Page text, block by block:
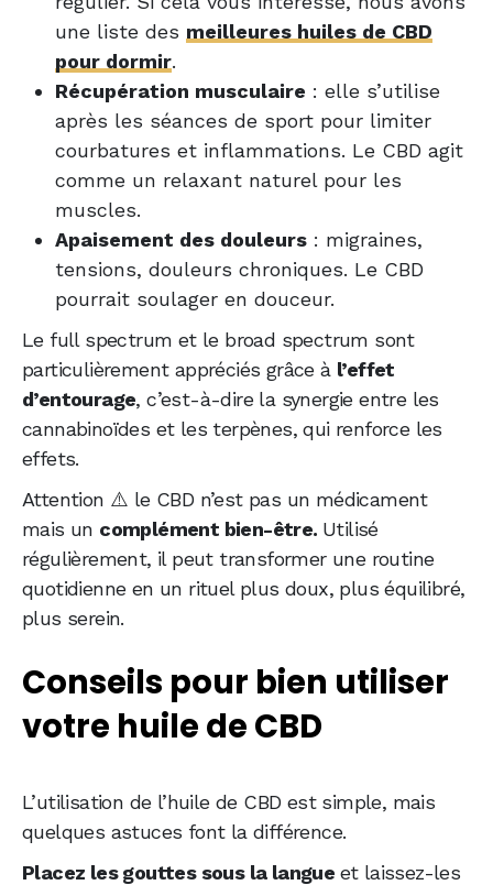
une liste des meilleures huiles de CBD
pour dormir.
Récupération musculaire : elle s’utilise
après les séances de sport pour limiter
courbatures et inflammations. Le CBD agit
comme un relaxant naturel pour les
muscles.
Apaisement des douleurs : migraines,
tensions, douleurs chroniques. Le CBD
pourrait soulager en douceur.
Le full spectrum et le broad spectrum sont
particulièrement appréciés grâce à l’effet
d’entourage, c’est-à-dire la synergie entre les
cannabinoïdes et les terpènes, qui renforce les
effets.
Attention ⚠️ le CBD n’est pas un médicament
mais un complément bien-être. Utilisé
régulièrement, il peut transformer une routine
quotidienne en un rituel plus doux, plus équilibré,
plus serein.
Conseils pour bien utiliser
votre huile de CBD
L’utilisation de l’huile de CBD est simple, mais
quelques astuces font la différence.
Placez les gouttes sous la langue et laissez-les